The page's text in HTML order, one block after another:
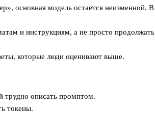
основная модель остаётся неизменной. В
и инструкциям, а не просто продолжать
которые люди оценивают выше.
трудно описать промптом.
токены.